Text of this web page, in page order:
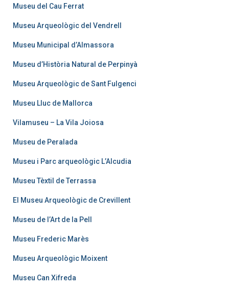
Museu del Cau Ferrat
Museu Arqueològic del Vendrell
Museu Municipal d’Almassora
Museu d’Història Natural de Perpinyà
Museu Arqueològic de Sant Fulgenci
Museu Lluc de Mallorca
Vilamuseu – La Vila Joiosa
Museu de Peralada
Museu i Parc arqueològic L’Alcudia
Museu Tèxtil de Terrassa
El Museu Arqueològic de Crevillent
Museu de l’Art de la Pell
Museu Frederic Marès
Museu Arqueològic Moixent
Museu Can Xifreda